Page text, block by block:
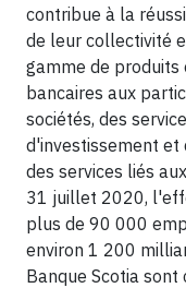
contribue à la
de leur collectivité
gamme de produits
bancaires aux
sociétés, des
d'investissement et
des services liés
31 juillet 2020,
plus de 90 000
environ 1 200
Banque Scotia sont